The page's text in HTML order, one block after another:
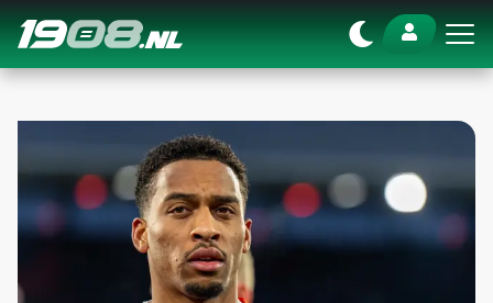
Navigation